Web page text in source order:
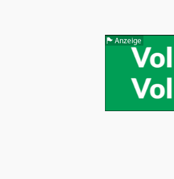
Anzeige
EXTERNE MEDIEN